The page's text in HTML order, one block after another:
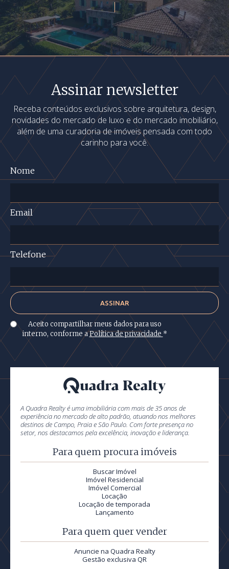
Assinar newsletter
Receba conteúdos exclusivos sobre arquitetura, design,
novidades do mercado de luxo e do mercado imobiliário,
além de uma curadoria de imóveis pensada com todo
carinho para você.
Nome
Email
Telefone
Aceito compartilhar meus dados para uso
interno, conforme aPolítica de privacidade *
A Quadra Realty é uma imobiliária com mais de 35 anos de
experiência no mercado de alto padrão, atuando nos melhores
destinos de Campo, Praia e São Paulo. Com forte presença no
setor, nos destacamos pela excelência, inovação e liderança.
Para quem procura imóveis
Buscar Imóvel
Imóvel Residencial
Imóvel Comercial
Locação
Locação de temporada
Lançamento
Para quem quer vender
Anuncie na Quadra Realty
Gestão exclusiva QR